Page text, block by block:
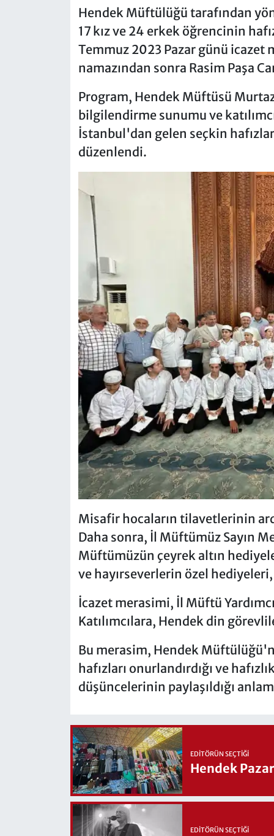
Hendek Müftülüğü tarafından
17 kız ve 24 erkek öğrencinin
Temmuz 2023 Pazar günü
namazından sonra Rasim Paşa
Program, Hendek Müftüsü
bilgilendirme sunumu ve
İstanbul'dan gelen seçkin
düzenlendi.
Misafir hocaların tilavetlerinin
Daha sonra, İl Müftümüz Sayın
Müftümüzün çeyrek altın
ve hayırseverlerin özel
İcazet merasimi, İl Müftü
Katılımcılara, Hendek din
Bu merasim, Hendek
hafızları onurlandırdığı ve
düşüncelerinin paylaşıldığı
EDITÖRÜN SEÇTIĞI
Hendek
EDITÖRÜN SEÇTIĞI